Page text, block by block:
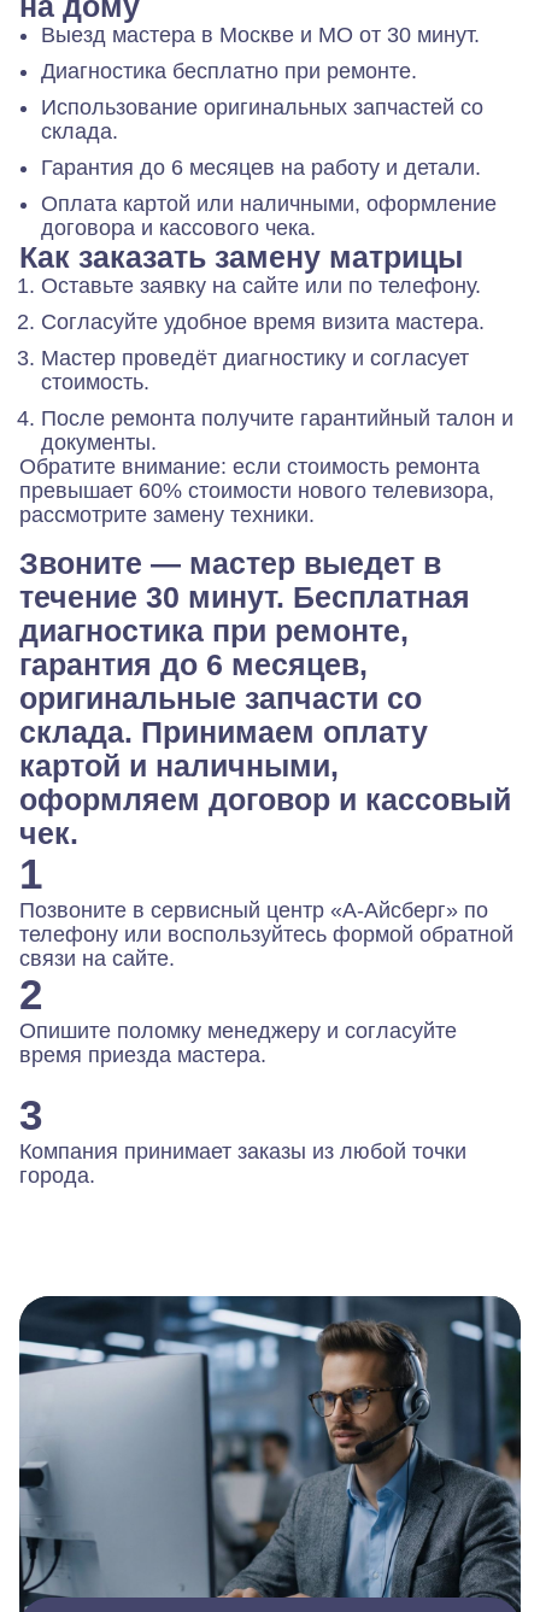
Выезд мастера в Москве и МО от 30 минут.
Диагностика бесплатно при ремонте.
Использование оригинальных запчастей со
склада.
Гарантия до 6 месяцев на работу и детали.
Оплата картой или наличными, оформление
договора и кассового чека.
Как заказать замену матрицы
Оставьте заявку на сайте или по телефону.
Согласуйте удобное время визита мастера.
Мастер проведёт диагностику и согласует
стоимость.
После ремонта получите гарантийный талон и
документы.
Обратите внимание: если стоимость ремонта
превышает 60% стоимости нового телевизора,
рассмотрите замену техники.
Звоните — мастер выедет в
течение 30 минут. Бесплатная
диагностика при ремонте,
гарантия до 6 месяцев,
оригинальные запчасти со
склада. Принимаем оплату
картой и наличными,
оформляем договор и кассовый
чек.
1
Позвоните в сервисный центр «А-Айсберг» по
телефону или воспользуйтесь формой обратной
связи на сайте.
2
Опишите поломку менеджеру и согласуйте
время приезда мастера.
3
Компания принимает заказы из любой точки
города.